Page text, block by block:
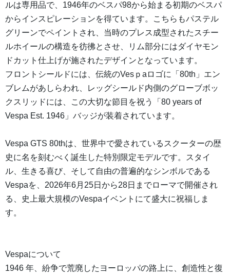
ルは専用品で、1946年のベスパ98から始まる初期のベスパ
からインスピレーションを得ています。こちらもパステル
グリーンでペイントされ、当時のプレス成型されたスチー
ルホイールの構造を彷彿とさせ、リム部分にはダイヤモン
ドカット仕上げが施されたデザインとなっています。
フロントシールドには、伝統のVesｐaロゴに「80th」エン
ブレムがあしらわれ、レッグシールド内側のグローブボッ
クスリッドには、この大切な節目を祝う「80 years of
Vespa Est. 1946」バッジが装着されています。
Vespa GTS 80thは、世界中で愛されているスクーターの歴
史に名を刻むべく誕生した特別限定モデルです。スタイ
ル、生きる喜び、そして自由の普遍的なシンボルである
Vespaを、2026年6月25日から28日までローマで開催され
る、史上最大規模のVespaイベントにて盛大に祝福しま
す。
Vespaについて
1946 年、紛争で荒廃したヨーロッパの路上に、創造性と復